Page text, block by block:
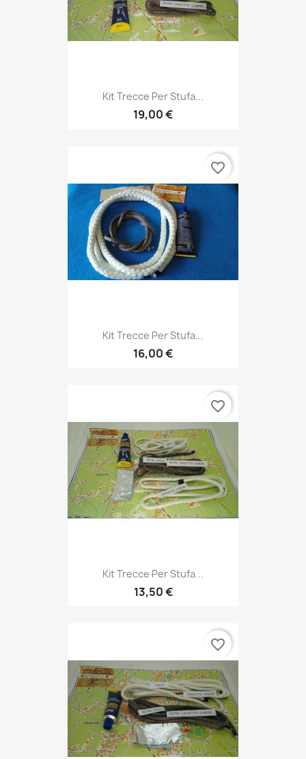
Kit Trecce Per Stufa...
19,00 €
Kit Trecce Per Stufa...
16,00 €
favorite_border
Kit Trecce Per Stufa...
13,50 €
favorite_border
favorite_border